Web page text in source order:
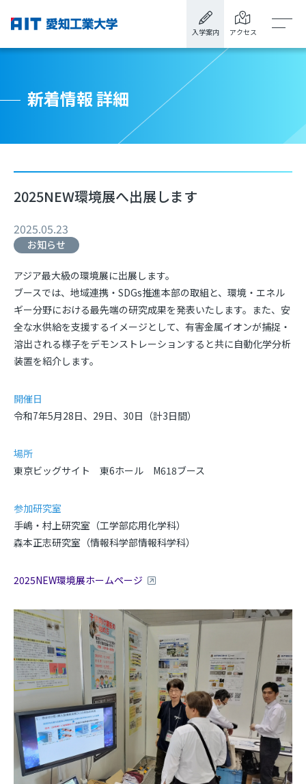
入学案内 アクセス
新着情報 詳細
2025NEW環境展へ出展します
2025.05.23
お知らせ
アジア最大級の環境展に出展します。
ブースでは、地域連携・ SDGs推進本部の取組と、環境・エネル
ギー分野における最先端の研究成果を発表いたします。また、安
全な水供給を支援するイメージとして、有害金属イオンが捕捉・
溶出される様子をデモンストレーションすると共に自動化学分析
装置を紹介します。
開催日
令和7年5月28日、 29日、 30日（計3日間）
場所
東京ビッグサイト 東6ホール M618ブース
参加研究室
手嶋・村上研究室（工学部応用化学科）
森本正志研究室（情報科学部情報科学科）
2025NEW環境展ホームページ